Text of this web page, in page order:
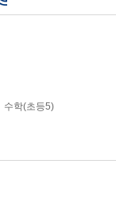
수학(초등5)